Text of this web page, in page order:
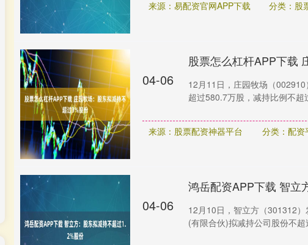
来源：易配资官网APP下载 分类：股
04-06
股票怎么杠杆APP下载
12月11日，庄园牧场（
超过580.7万股，减持比例不
来源：股票配资神器平台 分类：配资
04-06
鸿岳配资APP下载 智立
12月10日，智立方（301312
(有限合伙)拟减持公司股份不